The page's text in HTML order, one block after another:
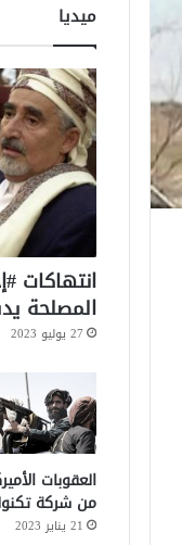
ميديا
انتهاكات
المصلحة
27 يوليو 2023
العقوبات
من شركة
21 يناير 2023